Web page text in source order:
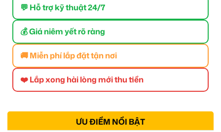
💬 Hỗ trợ kỹ thuật 24/7
💰 Giá niêm yết rõ ràng
🚚 Miễn phí lắp đặt tận nơi
❤️ Lắp xong hài lòng mới thu tiền
ƯU ĐIỂM NỔI BẬT